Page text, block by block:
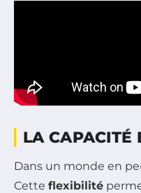
LA CAPACITÉ
Dans un monde en
Cette flexibilité